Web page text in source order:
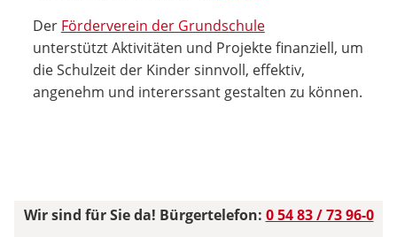
Der Förderverein der Grundschule
unterstützt Aktivitäten und Projekte finanziell, um
die Schulzeit der Kinder sinnvoll, effektiv,
angenehm und intererssant gestalten zu können.
Wir sind für Sie da! Bürgertelefon: 0 54 83 / 73 96-0